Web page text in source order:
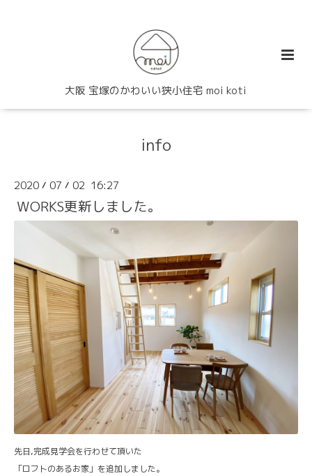
大阪 宝塚のかわいい狭小住宅 moi koti
info
2020 / 07 / 02 16:27
WORKS更新しました。
先日,完成見学会を行わせて頂いた
「ロフトのあるお家」を追加しました。